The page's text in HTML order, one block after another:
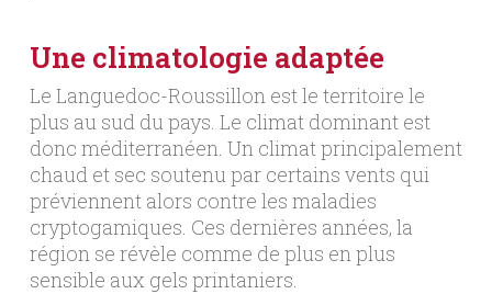
Une climatologie adaptée
Le Languedoc-Roussillon est le territoire le
plus au sud du pays. Le climat dominant est
donc méditerranéen. Un climat principalement
chaud et sec soutenu par certains vents qui
préviennent alors contre les maladies
cryptogamiques. Ces dernières années, la
région se révèle comme de plus en plus
sensible aux gels printaniers.